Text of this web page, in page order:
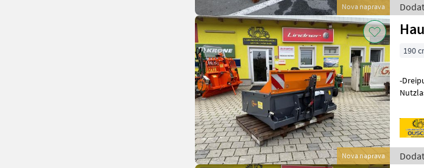
Nova naprava
Nova naprava
190
-